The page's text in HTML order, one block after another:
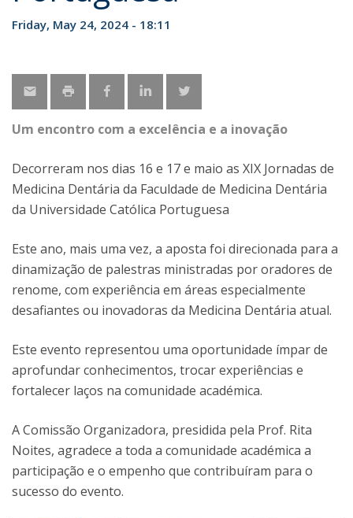
Friday, May 24, 2024 - 18:11
Um encontro com a excelência e a inovação
Decorreram nos dias 16 e 17 e maio as XIX Jornadas de
Medicina Dentária da Faculdade de Medicina Dentária
da Universidade Católica Portuguesa
Este ano, mais uma vez, a aposta foi direcionada para a
dinamização de palestras ministradas por oradores de
renome, com experiência em áreas especialmente
desafiantes ou inovadoras da Medicina Dentária atual.
Este evento representou uma oportunidade ímpar de
aprofundar conhecimentos, trocar experiências e
fortalecer laços na comunidade académica.
A Comissão Organizadora, presidida pela Prof. Rita
Noites, agradece a toda a comunidade académica a
participação e o empenho que contribuíram para o
sucesso do evento.